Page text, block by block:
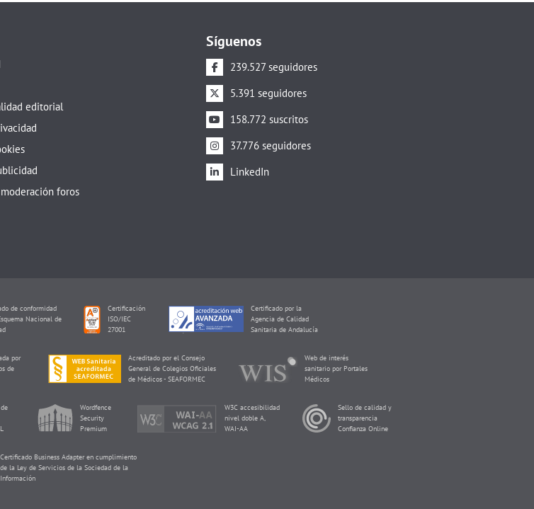
editorial
foros
Síguenos
239.527 seguidores
5.391 seguidores
158.772 suscritos
37.776 seguidores
LinkedIn
de conformidad
Nacional de
Certificación
ISO/IEC
27001
Certificado por la
Agencia de Calidad
Sanitaria de Andalucía
por
de
Acreditado por el Consejo
General de Colegios Oficiales
de Médicos - SEAFORMEC
Web de interés
sanitario por Portales
Médicos
Wordfence
Security
Premium
W3C accesibilidad
nivel doble A,
WAI-AA
Sello de calidad y
transparencia
Confianza Online
Certificado Business Adapter en cumplimiento
de la Ley de Servicios de la Sociedad de la
Información